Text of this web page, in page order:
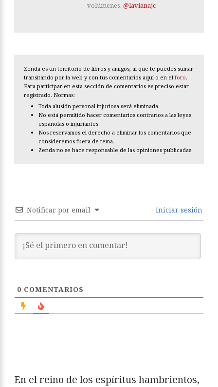
volúmenes. @lavianajc
Zenda es un territorio de libros y amigos, al que te puedes sumar
transitando por la web y con tus comentarios aquí o en el foro.
Para participar en esta sección de comentarios es preciso estar
registrado. Normas:
Toda alusión personal injuriosa será eliminada.
No está permitido hacer comentarios contrarios a las leyes
españolas o injuriantes.
Nos reservamos el derecho a eliminar los comentarios que
consideremos fuera de tema.
Zenda no se hace responsable de las opiniones publicadas.
Notificar por email Iniciar sesión
0 COMENTARIOS
En el reino de los espíritus hambrientos,